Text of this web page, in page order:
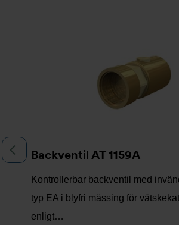
Backventil AT 1159A
Kontrollerbar backventil med
typ EA i blyfri mässing för
enligt…
Föregående